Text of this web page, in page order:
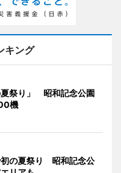
キング
夏祭り」 昭和記念公園
機
初の夏祭り 昭和記念公